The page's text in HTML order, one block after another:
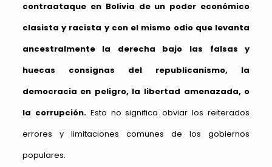
contraataque en Bolivia de un poder económico
clasista y racista y con el mismo odio que levanta
ancestralmente la derecha bajo las falsas y
huecas consignas del republicanismo, la
democracia en peligro, la libertad amenazada, o
la corrupción. Esto no significa obviar los reiterados
errores y limitaciones comunes de los gobiernos
populares.